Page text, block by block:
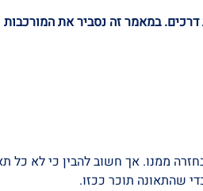
במאמר זה נסביר את
ממנו. אך חשוב להבין כי לא
שהתאונה תוכר ככזו.